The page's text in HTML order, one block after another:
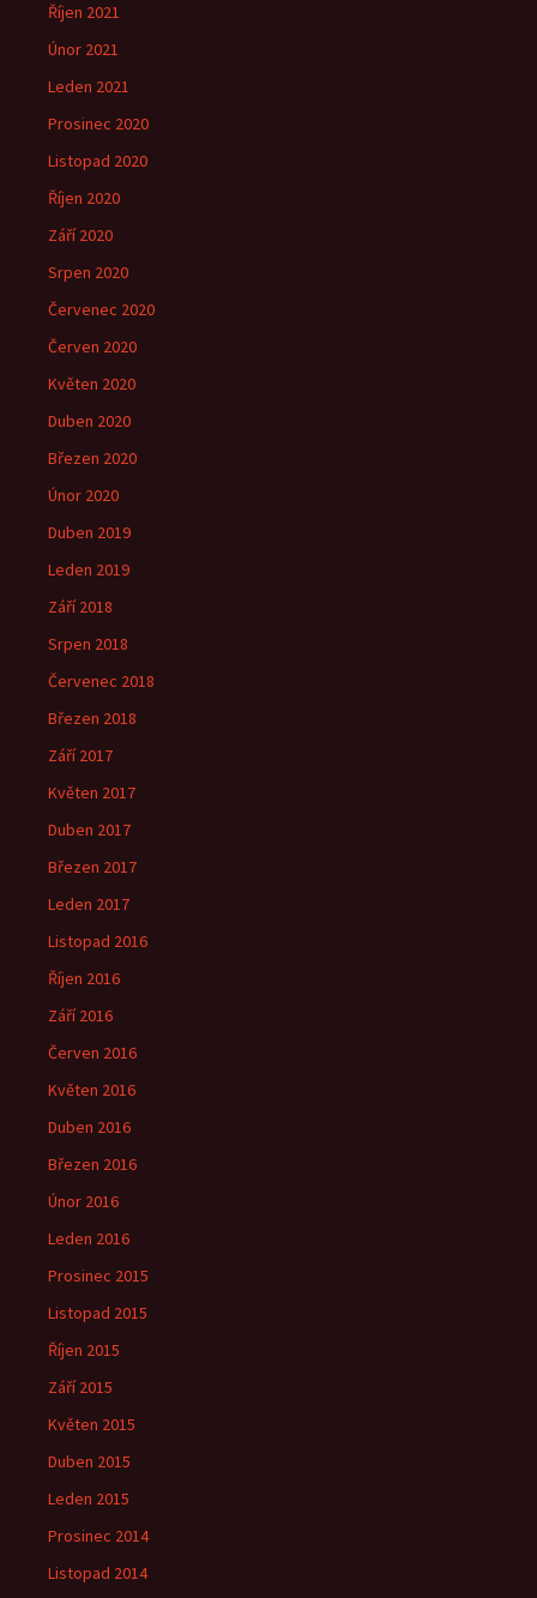
Říjen 2021
Únor 2021
Leden 2021
Prosinec 2020
Listopad 2020
Říjen 2020
Září 2020
Srpen 2020
Červenec 2020
Červen 2020
Květen 2020
Duben 2020
Březen 2020
Únor 2020
Duben 2019
Leden 2019
Září 2018
Srpen 2018
Červenec 2018
Březen 2018
Září 2017
Květen 2017
Duben 2017
Březen 2017
Leden 2017
Listopad 2016
Říjen 2016
Září 2016
Červen 2016
Květen 2016
Duben 2016
Březen 2016
Únor 2016
Leden 2016
Prosinec 2015
Listopad 2015
Říjen 2015
Září 2015
Květen 2015
Duben 2015
Leden 2015
Prosinec 2014
Listopad 2014